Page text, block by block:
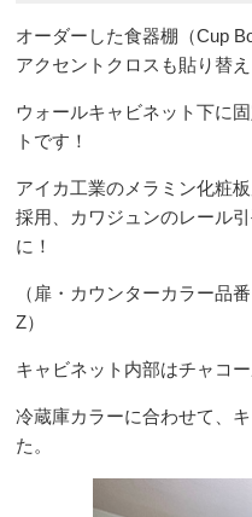
オーダーした食器棚（Cup
アクセントクロスも貼り替え
ウォールキャビネット下に
トです！
アイカ工業のメラミン化粧
採用、カワジュンのレール
に！
（扉・カウンターカラー品
Z）
キャビネット内部はチャコ
冷蔵庫カラーに合わせて、
た。